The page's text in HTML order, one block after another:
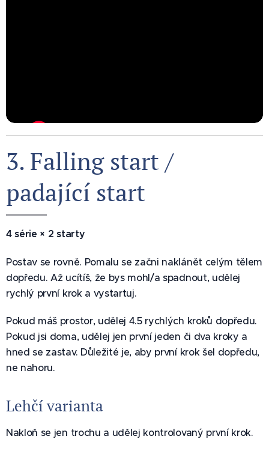
3. Falling start /
padající start 🚀
4 série × 2 starty
Postav se rovně. Pomalu se začni naklánět celým tělem
dopředu. Až ucítíš, že bys mohl/a spadnout, udělej
rychlý první krok a vystartuj.
Pokud máš prostor, udělej 4.5 rychlých kroků dopředu.
Pokud jsi doma, udělej jen první jeden či dva kroky a
hned se zastav. Důležité je, aby první krok šel dopředu,
ne nahoru.
Lehčí varianta
Nakloň se jen trochu a udělej kontrolovaný první krok.